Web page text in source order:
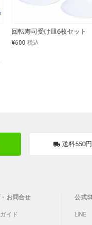
回転寿司受け皿6枚セット
¥600 税込
送料550
お問合せ
イド
公式
LINE